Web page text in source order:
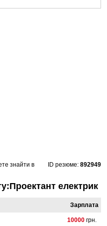
знайти в
ID резюме: 892949
електрик
Зарплата
10000 грн.